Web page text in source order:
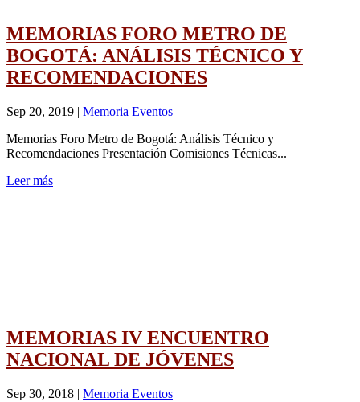
MEMORIAS FORO METRO DE
BOGOTÁ: ANÁLISIS TÉCNICO Y
RECOMENDACIONES
Sep 20, 2019 | Memoria Eventos
Memorias Foro Metro de Bogotá: Análisis Técnico y
Recomendaciones Presentación Comisiones Técnicas...
Leer más
MEMORIAS IV ENCUENTRO
NACIONAL DE JÓVENES
Sep 30, 2018 | Memoria Eventos